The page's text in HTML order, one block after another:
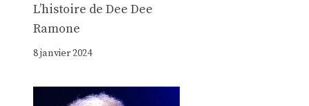
Lʼhistoire de Dee Dee
Ramone
8 janvier 2024